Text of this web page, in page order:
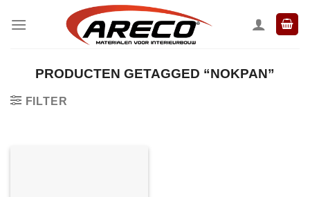
naar
PRODUCTEN GETAGGED “NOKPAN”
FILTER